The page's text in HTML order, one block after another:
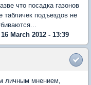
что посадка газонов
табличек подъездов не
March 2012 - 13:39
личным мнением,